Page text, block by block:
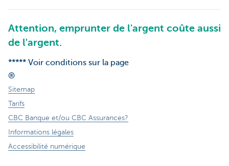
Attention, emprunter de l'argent coûte aussi
de l'argent.
***** Voir conditions sur la page
®
Sitemap
Tarifs
CBC Banque et/ou CBC Assurances?
Informations légales
Accessibilité numérique